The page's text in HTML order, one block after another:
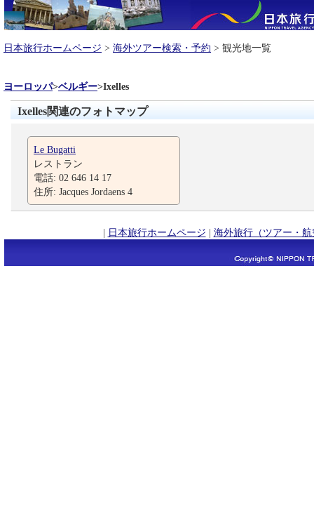
日本旅行ホームページ > 海外ツアー検索・予約 > 観光地一覧
ヨーロッパ>ベルギー>Ixelles
Ixelles関連のフォトマップ
Le Bugatti
レストラン
電話: 02 646 14 17
住所: Jacques Jordaens 4
| 日本旅行ホームページ | 海外旅行（ツアー・航